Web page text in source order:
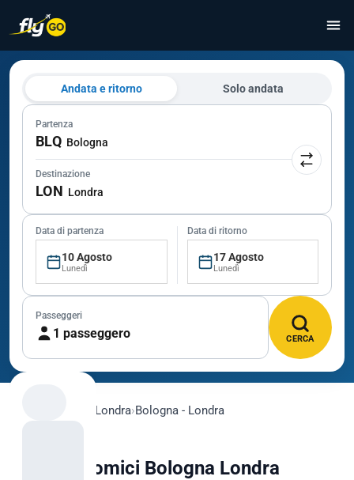
Andata e ritorno Solo andata
Partenza
BLQ Bologna
Destinazione
LON Londra
Data di partenza
10 Agosto
Lunedì
Data di ritorno
17 Agosto
Lunedì
Passeggeri
1 passeggero CERCA
Londra›Bologna - Londra
Voli Economici Bologna Londra